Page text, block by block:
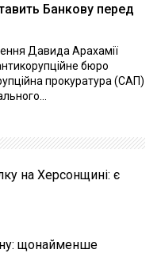
Банкову перед
Давида Арахамії
бюро
прокуратура (САП)
на Херсонщині: є
щонайменше